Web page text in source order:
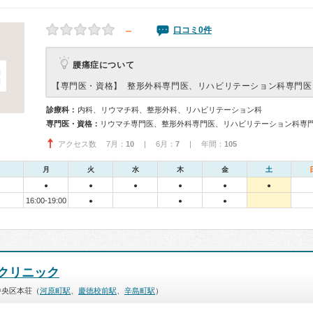
－ 口コミ0件
腰痛症について
【専門医・資格】 整形外科専門医、リハビリテーション科専門医
診療科： 内科、リウマチ科、整形外科、リハビリテーション科
専門医・資格： リウマチ専門医、整形外科専門医、リハビリテーション科専
アクセス数 7月： 10 | 6月： 7 | 年間： 105
月 火 水 木 金 土
● ● ● ● ● ●
16:00-19:00 ● ● ●
リニック
区本荘（河原町駅 慶徳校前駅 辛島町駅 ）